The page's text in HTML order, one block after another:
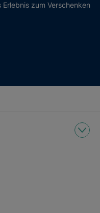
zum Verschenken